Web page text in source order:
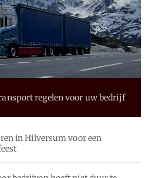
regelen voor uw bedrijf
in Hilversum voor een